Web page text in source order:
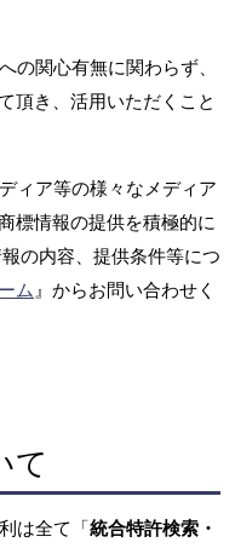
の関心有無に関わらず、
頂き、活用いただくこと
ィア等の様々なメディア
標情報の提供を積極的に
の内容、提供条件等につ
ム 』からお問い合わせく
て
は全て「統合特許検索・